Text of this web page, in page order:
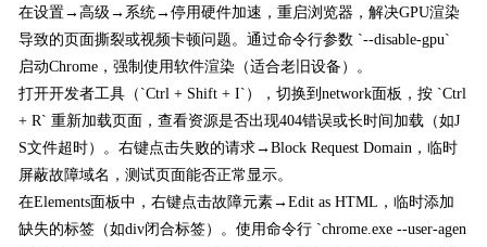
在设置→高级→系统→停用硬件加速，重启浏览器，解决GPU渲染
导致的页面撕裂或视频卡顿问题。通过命令行参数 `--disable-gpu`
启动Chrome，强制使用软件渲染（适合老旧设备）。
打开开发者工具（`Ctrl + Shift + I`），切换到network面板，按 `Ctrl
+ R` 重新加载页面，查看资源是否出现404错误或长时间加载（如J
S文件超时）。右键点击失败的请求→Block Request Domain，临时
屏蔽故障域名，测试页面能否正常显示。
在Elements面板中，右键点击故障元素→Edit as HTML，临时添加
缺失的标签（如div闭合标签）。使用命令行 `chrome.exe --user-agen